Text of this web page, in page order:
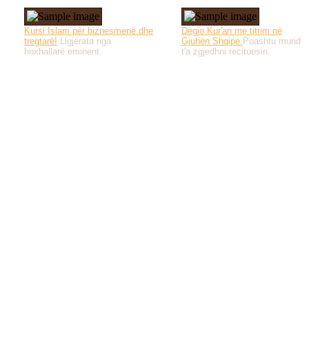
Kursi Islam për biznesmenë dhe
tregtarë! Ligjërata nga
hoxhallarë eminent.
Dëgjo Kur'an me titrim në
Gjuhën Shqipe. Poashtu mund
t'a zgjedhni recituesin.